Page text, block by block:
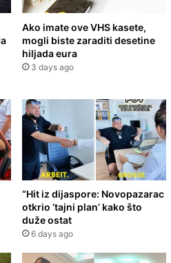
Ako imate ove VHS kasete,
mogli biste zaraditi desetine
hiljada eura
3 days ago
“Hit iz dijaspore: Novopazarac
otkrio ‘tajni plan’ kako što
duže ostat
6 days ago